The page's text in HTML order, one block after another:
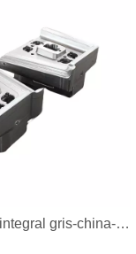
Molde para silla integral gris-china-Molde